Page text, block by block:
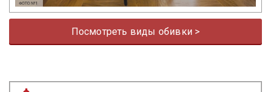
Посмотреть виды обивки >